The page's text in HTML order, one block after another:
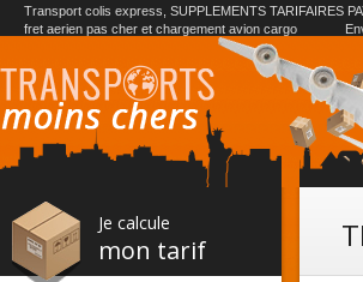
Transport colis express, SUPPLEMENTS TARIFAIRES
fret aerien pas cher et chargement avion cargo
Je calcule
mon tarif